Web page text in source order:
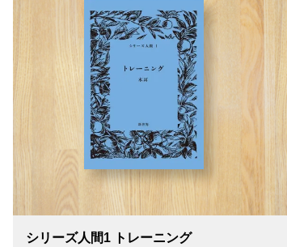
シリーズ人間1 トレーニング